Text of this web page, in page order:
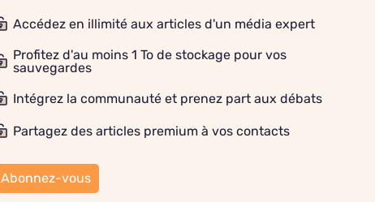
Accédez en illimité aux articles d'un média expert
Profitez d'au moins 1 To de stockage pour vos
sauvegardes
Intégrez la communauté et prenez part aux débats
Partagez des articles premium à vos contacts
Abonnez-vous